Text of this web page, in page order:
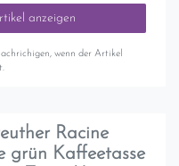
anzeigen
wenn der Artikel
Racine
grün Kaffeetasse